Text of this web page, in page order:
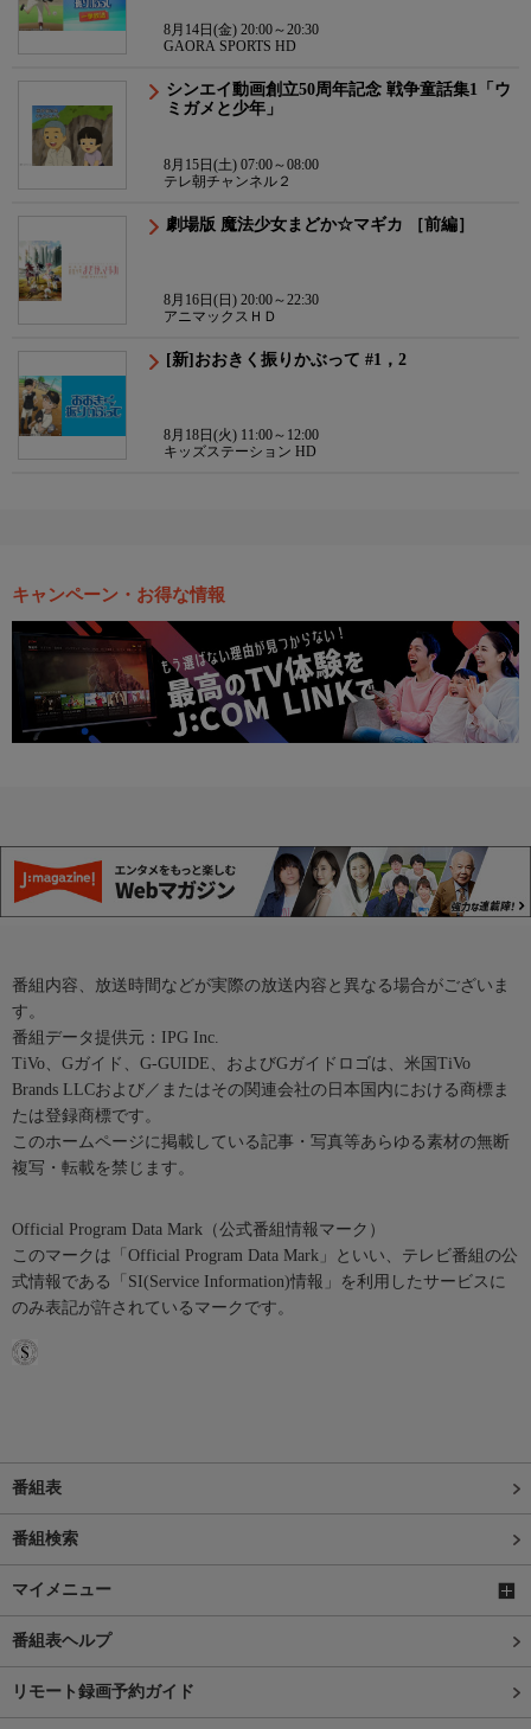
8月14日(金) 20:00～20:30
GAORA SPORTS HD
シンエイ動画創立50周年記念 戦争童話集1「ウ
ミガメと少年」
8月15日(土) 07:00～08:00
テレ朝チャンネル２
劇場版 魔法少女まどか☆マギカ ［前編］
8月16日(日) 20:00～22:30
アニマックスＨＤ
[新]おおきく振りかぶって #1，2
8月18日(火) 11:00～12:00
キッズステーション HD
キャンペーン・お得な情報
番組内容、放送時間などが実際の放送内容と異なる場合がございま
す。
番組データ提供元：IPG Inc.
TiVo、Gガイド、G-GUIDE、およびGガイドロゴは、米国TiVo
Brands LLCおよび／またはその関連会社の日本国内における商標ま
たは登録商標です。
このホームページに掲載している記事・写真等あらゆる素材の無断
複写・転載を禁じます。
Official Program Data Mark（公式番組情報マーク）
このマークは「Official Program Data Mark」といい、テレビ番組の公
式情報である「SI(Service Information)情報」を利用したサービスに
のみ表記が許されているマークです。
番組表
番組検索
マイメニュー
番組表ヘルプ
リモート録画予約ガイド